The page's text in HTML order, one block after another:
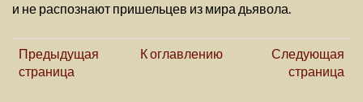
и не распознают пришельцев из мира дьявола.
Предыдущая
страница
К оглавлению
Следующая
страница